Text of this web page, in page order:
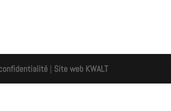
| Site web KWALT